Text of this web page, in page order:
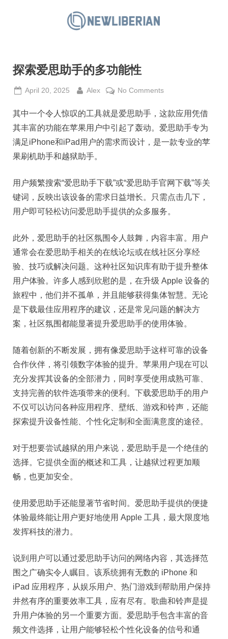
e
r
i
探索爱思助手的多功能性
Posted
April 20, 2025 By
Alex No Commentson
索
爱
多
功
能
其中一个令人惊叹的工具就是爱思助手，这款应用凭借
其丰富的功能在苹果用户中引起了轰动。爱思助手专为
满足iPhone和iPad用户的需求而设计，是一款专业的苹
果刷机助手和越狱助手。
用户频繁搜索“爱思助手下载”或“爱思助手官网下载”等关
键词，反映出该设备的需求日益增长。只需点击几下，
用户即可轻松访问爱思助手提供的众多服务。
此外，爱思助手的社区氛围令人鼓舞，内容丰富。用户
通常会在爱思助手相关的在线论坛或在线社区分享经
验、技巧或解决问题。这种社区知识库有助于提升整体
用户体验。许多人感到欣慰的是，在升级 Apple 设备的
旅程中，他们并不孤单，并且能够获得集体智慧。无论
是下载最佳应用程序的建议，还是常见问题的解决方
案，社区氛围都能显著提升爱思助手的使用体验。
随着创新的不断发展，拥有像爱思助手这样可靠的设备
合作伙伴，将引领数字体验的提升。苹果用户现在可以
充分发挥其设备的全部潜力，同时享受使用成熟可靠、
支持完善的软件选项带来的便利。下载爱思助手的用户
不仅可以访问各种应用程序、壁纸、游戏和铃声，还能
探索提升设备性能、个性化定制和全面满意度的途径。
对于想要尝试越狱的用户来说，爱思助手是一个绝佳的
选择。它提供全面的概述和工具，让越狱过程更加顺
畅，也更加安全。
使用爱思助手还能显著节省时间。爱思助手提供的便捷
体验最终能让用户更好地使用 Apple 工具，最大限度地
发挥科技的潜力。
说到用户可以通过爱思助手访问的网络内容，其选择范
围之广确实令人瞩目。该系统拥有无数的 iPhone 和
iPad 应用程序，从娱乐用户、热门游戏到帮助用户保持
井然有序的重要效率工具，应有尽有。歌曲和铃声是提
升用户体验的另一个重要方面。爱思助手包含丰富的音
频文件选择，让用户能够轻松个性化设备的信号和通